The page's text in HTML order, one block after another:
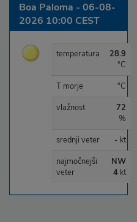
Boa Paloma - 06-08-
2026 10:00 CEST
temperatura
28.9
°C
T morje
°C
vlažnost
72
%
srednji veter
- kt
najmočnejši
veter
NW
4 kt